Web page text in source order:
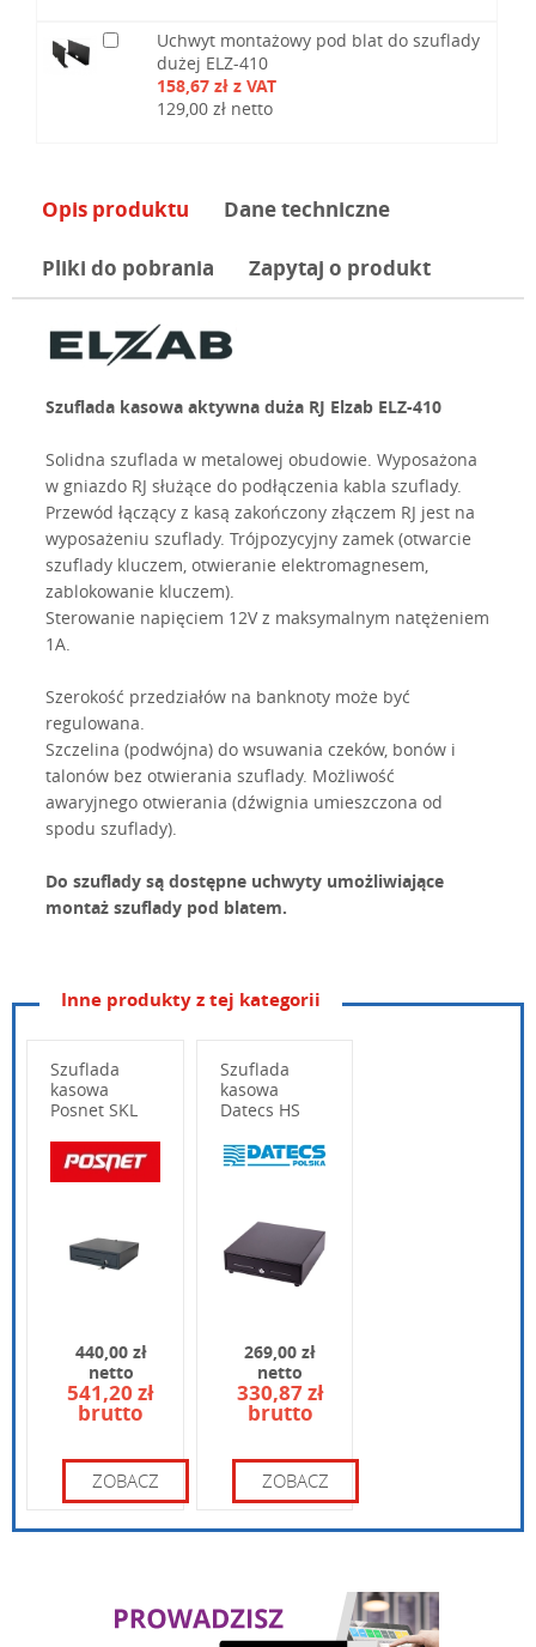
Uchwyt montażowy pod blat do szuflady
dużej ELZ-410
158,67 zł z VAT
129,00 zł netto
Opis produktu Dane techniczne
Pliki do pobrania Zapytaj o produkt
Szuflada kasowa aktywna duża RJ Elzab ELZ-410
Solidna szuflada w metalowej obudowie. Wyposażona
w gniazdo RJ służące do podłączenia kabla szuflady.
Przewód łączący z kasą zakończony złączem RJ jest na
wyposażeniu szuflady. Trójpozycyjny zamek (otwarcie
szuflady kluczem, otwieranie elektromagnesem,
zablokowanie kluczem).
Sterowanie napięciem 12V z maksymalnym natężeniem
1A.
Szerokość przedziałów na banknoty może być
regulowana.
Szczelina (podwójna) do wsuwania czeków, bonów i
talonów bez otwierania szuflady. Możliwość
awaryjnego otwierania (dźwignia umieszczona od
spodu szuflady).
Do szuflady są dostępne uchwyty umożliwiające
montaż szuflady pod blatem.
Wpisz poniżej swoje pytanie
Wpisz kod widoczny na obrazku:
Inne produkty z tej kategorii
Szuflada
kasowa
Posnet SKL
440,00 zł
netto
541,20 zł
brutto
ZOBACZ
Szuflada
kasowa
Datecs HS
269,00 zł
netto
330,87 zł
brutto
ZOBACZ